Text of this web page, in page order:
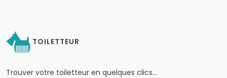
TOILETTEUR
Trouver votre toiletteur en quelques clics…